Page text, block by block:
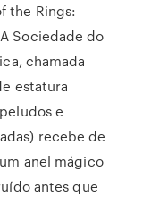
the Rings:
Sociedade do
chamada
estatura
e
recebe de
anel mágico
antes que